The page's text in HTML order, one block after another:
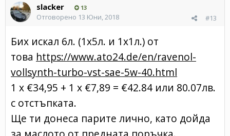
slacker 13
#13
Отговорено 13 Юни, 2018
Бих искал 6л. (1x5л. и 1х1л.) от
това https://www.ato24.de/en/ravenol-
vollsynth-turbo-vst-sae-5w-40.html
1 х €34,95 + 1 х €7,89 = €42.84 или 80.07лв.
с отстъпката.
Ще ти донеса парите лично, като дойда